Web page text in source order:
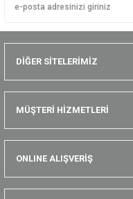
DİĞER SİTELERİMİZ
MÜŞTERİ HİZMETLERİ
ONLINE ALIŞVERİŞ